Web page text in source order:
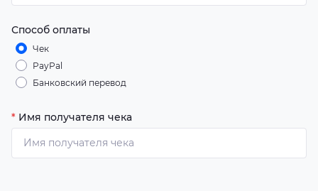
Способ оплаты
Чек
PayPal
Банковский перевод
* Имя получателя чека